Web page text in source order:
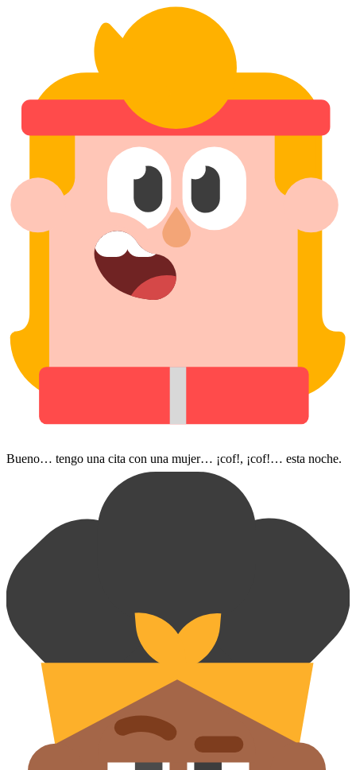
Bueno… tengo una cita con una mujer… ¡cof!, ¡cof!… esta noche.